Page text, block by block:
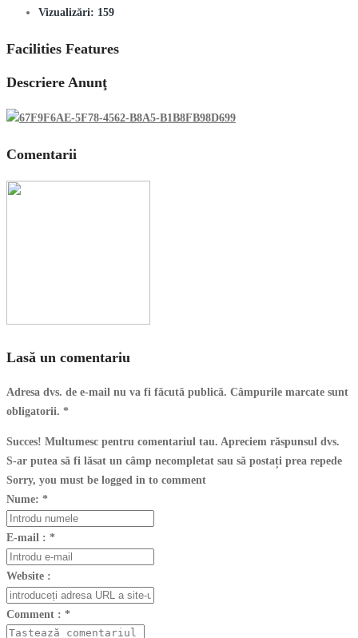
Vizualizări: 159
Facilities Features
Descriere Anunţ
Comentarii
Lasă un comentariu
Adresa dvs. de e-mail nu va fi făcută publică. Câmpurile marcate sunt
obligatorii. *
Succes! Multumesc pentru comentariul tau. Apreciem răspunsul dvs.
S-ar putea să fi lăsat un câmp necompletat sau să postați prea repede
Sorry, you must be logged in to comment
Nume: *
E-mail : *
Website :
Comment : *